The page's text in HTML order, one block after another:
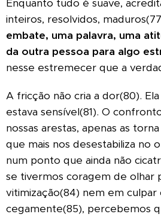
Enquanto tudo é suave,
inteiros, resolvidos,
embate, uma palavra, uma
da outra pessoa para algo
nesse estremecer que a
A fricção não cria a dor(80).
estava sensível(81). O
nossas arestas, apenas as
que mais nos desestabiliza no
num ponto que ainda não
se tivermos coragem de olhar
vitimização(84) nem em
cegamente(85), percebemos